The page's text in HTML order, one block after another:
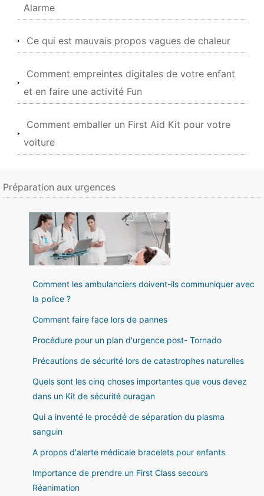
Alarme
Ce qui est mauvais propos vagues de chaleur
Comment empreintes digitales de votre enfant
et en faire une activité Fun
Comment emballer un First Aid Kit pour votre
voiture
Préparation aux urgences
Comment les ambulanciers doivent-ils communiquer avec
la police ?
Comment faire face lors de pannes
Procédure pour un plan d'urgence post- Tornado
Précautions de sécurité lors de catastrophes naturelles
Quels sont les cinq choses importantes que vous devez
dans un Kit de sécurité ouragan
Qui a inventé le procédé de séparation du plasma
sanguin
A propos d'alerte médicale bracelets pour enfants
Importance de prendre un First Class secours
Réanimation